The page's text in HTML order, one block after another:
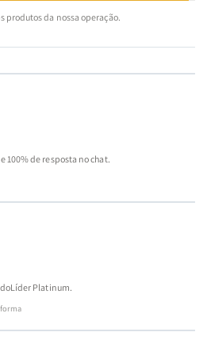
produtos da nossa operação.
100% de resposta no chat.
Platinum.